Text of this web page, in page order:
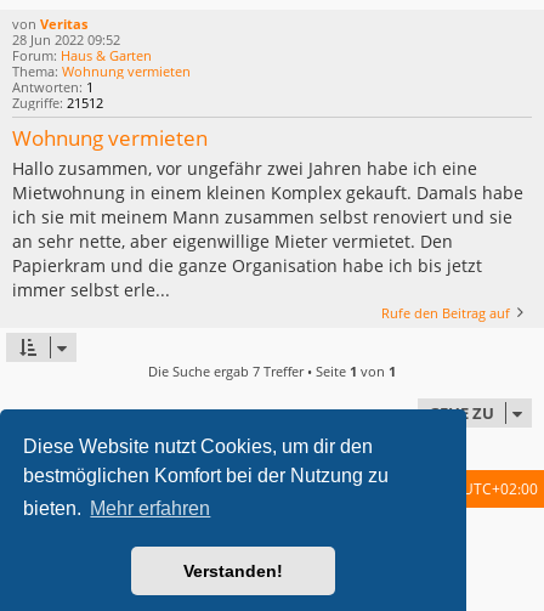
Diese Website nutzt Cookies, um dir den
bestmöglichen Komfort bei der Nutzung zu
bieten. Mehr erfahren
Verstanden!
von Veritas
28 Jun 2022 09:52
Forum: Haus & Garten
Thema: Wohnung vermieten
Antworten: 1
Zugriffe: 21512
Wohnung vermieten
Hallo zusammen, vor ungefähr zwei Jahren habe ich eine
Mietwohnung in einem kleinen Komplex gekauft. Damals habe
ich sie mit meinem Mann zusammen selbst renoviert und sie
an sehr nette, aber eigenwillige Mieter vermietet. Den
Papierkram und die ganze Organisation habe ich bis jetzt
immer selbst erle...
Rufe den Beitrag auf
Die Suche ergab 7 Treffer • Seite 1 von 1
GEHE ZU
Startseite Foren-Übersicht Alle Zeiten sind UTC+02:00
Powered byphpBB® Forum Software © phpBB Limited
Deutsche Übersetzung durch
Datenschutz|Nutzungsbedingungen